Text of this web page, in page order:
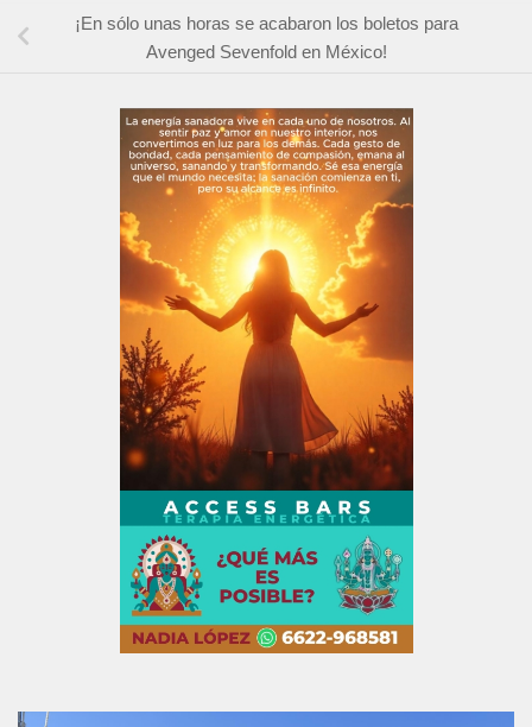
¡En sólo unas horas se acabaron los boletos para
Avenged Sevenfold en México!